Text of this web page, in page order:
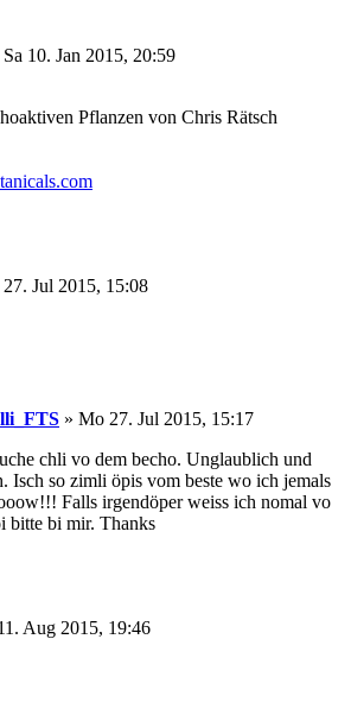
Sa 10. Jan 2015, 20:59
Pflanzen von Chris Rätsch
Jul 2015, 15:08
» Mo 27. Jul 2015, 15:17
chli vo dem becho. Unglaublich und
Isch so zimli öpis vom beste wo ich jemals
Falls irgendöper weiss ich nomal vo
bitte bi mir. Thanks
Aug 2015, 19:46